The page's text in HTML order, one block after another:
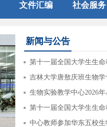
文件汇编 社会服务
新闻与公告
第十一届全国大学生生
吉林大学唐敖庆班生物
生物实验教学中心2026
第十一届全国大学生生
中心教师参加华东五校